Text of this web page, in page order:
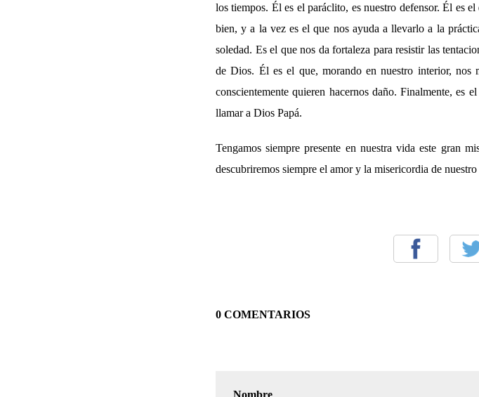
los tiempos. Él es el paráclito, es nuestro defensor. Él es
bien, y a la vez es el que nos ayuda a llevarlo a la
soledad. Es el que nos da fortaleza para resistir las
de Dios. Él es el que, morando en nuestro interior,
conscientemente quieren hacernos daño. Finalmente, es
llamar a Dios Papá.
Tengamos siempre presente en nuestra vida este gran
descubriremos siempre el amor y la misericordia de
0 COMENTARIOS
Nombre